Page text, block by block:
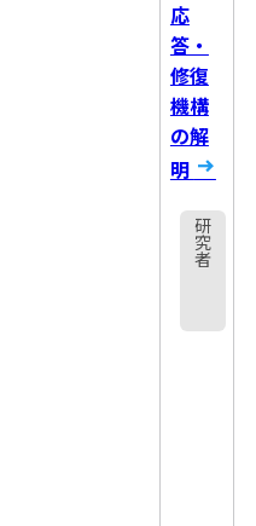
応
答・
修復
機構
の解
明